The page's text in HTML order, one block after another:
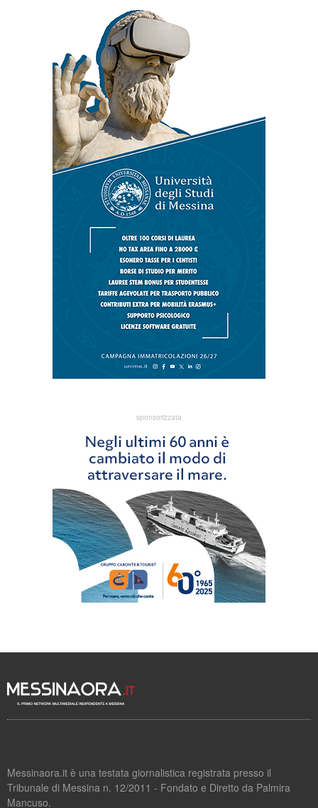
sponsorizzata
Messinaora.it è una testata giornalistica registrata presso il
Tribunale di Messina n. 12/2011 - Fondato e Diretto da Palmira
Mancuso.